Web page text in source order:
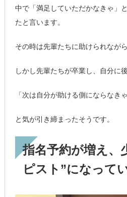
中で「満足していただかなきゃ」
たと言います。
その時は先輩たちに助けられなが
しかし先輩たちが卒業し、自分に
「次は自分が助ける側にならなきゃ
と気が引き締まったそうです。
指名予約が増え、
ピスト”になって